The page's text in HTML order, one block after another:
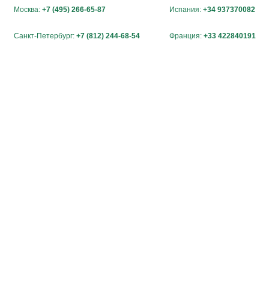
Москва: +7 (495) 266-65-87 Испания: +34 937370082
Санкт-Петербург: +7 (812) 244-68-54 Франция: +33 422840191